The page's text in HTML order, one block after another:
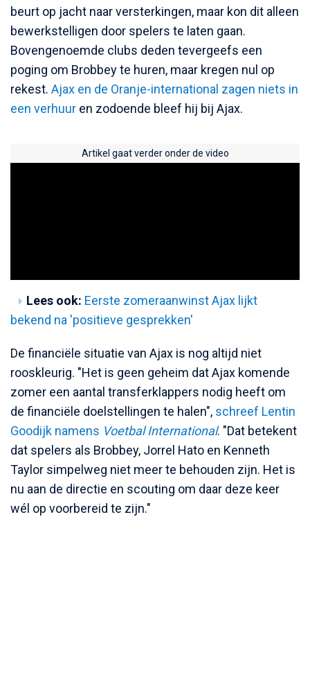
beurt op jacht naar versterkingen, maar kon dit alleen
bewerkstelligen door spelers te laten gaan.
Bovengenoemde clubs deden tevergeefs een
poging om Brobbey te huren, maar kregen nul op
rekest. Ajax en de Oranje-international zagen niets in
een verhuur en zodoende bleef hij bij Ajax.
Artikel gaat verder onder de video
Lees ook: Eerste zomeraanwinst Ajax lijkt
bekend na 'positieve gesprekken'
De financiële situatie van Ajax is nog altijd niet
rooskleurig. "Het is geen geheim dat Ajax komende
zomer een aantal transferklappers nodig heeft om
de financiële doelstellingen te halen", schreef Lentin
Goodijk namens Voetbal International. "Dat betekent
dat spelers als Brobbey, Jorrel Hato en Kenneth
Taylor simpelweg niet meer te behouden zijn. Het is
nu aan de directie en scouting om daar deze keer
wél op voorbereid te zijn."